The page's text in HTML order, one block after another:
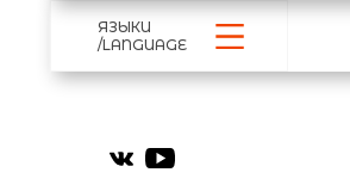
ЯЗЫКИ
/LANGUAGE